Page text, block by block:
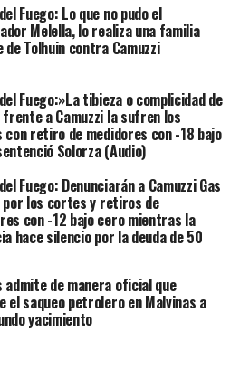
Fuego: Lo que no pudo el
Melella, lo realiza una familia
de Tolhuin contra Camuzzi
Fuego:»La tibieza o complicidad de
frente a Camuzzi la sufren los
con retiro de medidores con -18 bajo
Solorza (Audio)
Fuego: Denunciarán a Camuzzi Gas
por los cortes y retiros de
con -12 bajo cero mientras la
hace silencio por la deuda de 50
admite de manera oficial que
el saqueo petrolero en Malvinas a
yacimiento